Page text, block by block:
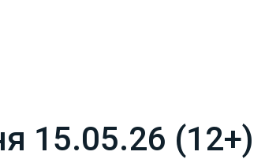
15.05.26 (12+)